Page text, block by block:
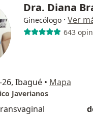
Dra. Diana
Ginecólogo · Ver
643
26, Ibagué • Mapa
Javerianos